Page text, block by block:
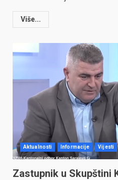
Više...
Aktualnosti Informacije Vijesti
Zastupnik u Skupštini